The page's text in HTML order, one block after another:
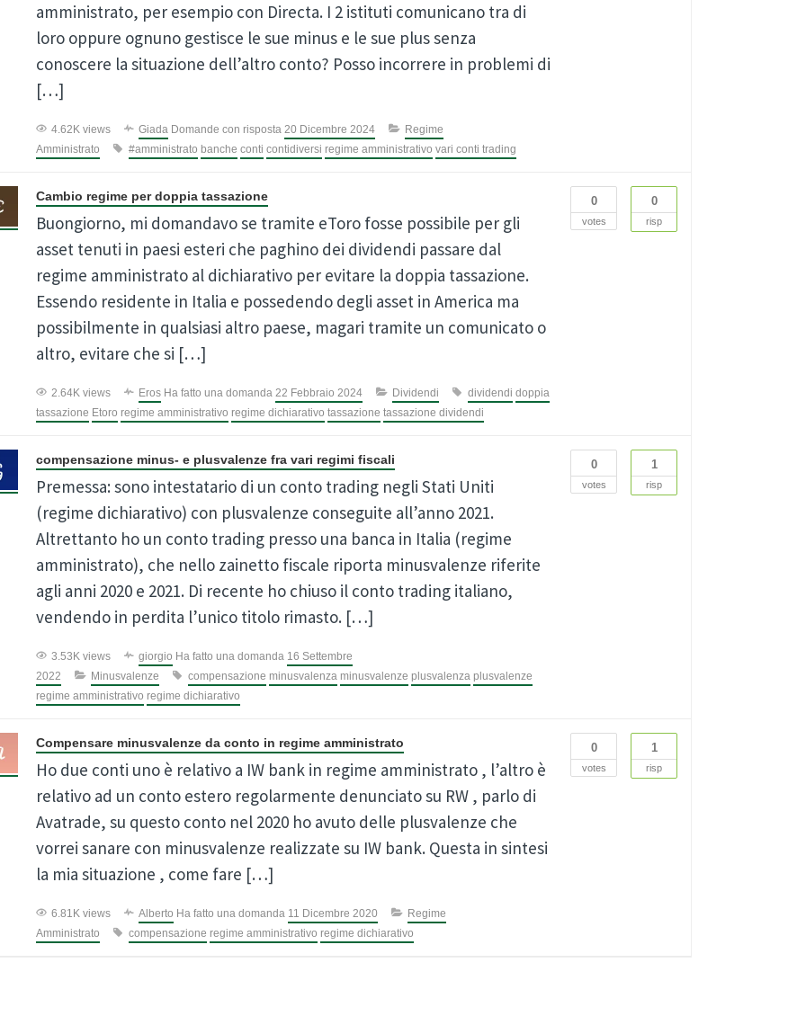
amministrato, per esempio con Directa. I 2 istituti comunicano tra di
loro oppure ognuno gestisce le sue minus e le sue plus senza
conoscere la situazione dell’altro conto? Posso incorrere in problemi di
[…]
4.62K views Giada Domande con risposta 20 Dicembre 2024
Regime
Amministrato
#amministrato banche conti contidiversi regime amministrativo vari conti trading
0
votes
0
risp
Cambio regime per doppia tassazione
Buongiorno, mi domandavo se tramite eToro fosse possibile per gli
asset tenuti in paesi esteri che paghino dei dividendi passare dal
regime amministrato al dichiarativo per evitare la doppia tassazione.
Essendo residente in Italia e possedendo degli asset in America ma
possibilmente in qualsiasi altro paese, magari tramite un comunicato o
altro, evitare che si […]
2.64K views Eros Ha fatto una domanda 22 Febbraio 2024 Dividendi dividendi doppia
tassazione Etoro regime amministrativo regime dichiarativo tassazione tassazione dividendi
0
votes
1
risp
compensazione minus- e plusvalenze fra vari regimi fiscali
Premessa: sono intestatario di un conto trading negli Stati Uniti
(regime dichiarativo) con plusvalenze conseguite all’anno 2021.
Altrettanto ho un conto trading presso una banca in Italia (regime
amministrato), che nello zainetto fiscale riporta minusvalenze riferite
agli anni 2020 e 2021. Di recente ho chiuso il conto trading italiano,
vendendo in perdita l’unico titolo rimasto. […]
3.53K views giorgio Ha fatto una domanda 16 Settembre
2022
Minusvalenze compensazione minusvalenza minusvalenze plusvalenza plusvalenze
regime amministrativo regime dichiarativo
0
votes
1
risp
Compensare minusvalenze da conto in regime amministrato
Ho due conti uno è relativo a IW bank in regime amministrato , l’altro è
relativo ad un conto estero regolarmente denunciato su RW , parlo di
Avatrade, su questo conto nel 2020 ho avuto delle plusvalenze che
vorrei sanare con minusvalenze realizzate su IW bank. Questa in sintesi
la mia situazione , come fare […]
6.81K views Alberto Ha fatto una domanda 11 Dicembre 2020
Regime
Amministrato
compensazione regime amministrativo regime dichiarativo